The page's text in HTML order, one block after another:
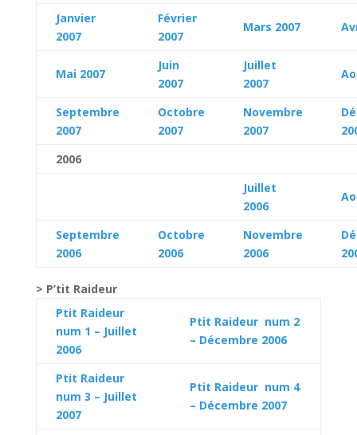
Janvier
2007
Février
2007
Mars 2007
Mai 2007
Juin
2007
Juillet
2007
Septembre
2007
Octobre
2007
Novembre
2007
2006
Juillet
2006
Septembre
2006
Octobre
2006
Novembre
2006
> P’tit Raideur
Ptit Raideur
num 1 – Juillet
2006
Ptit Raideur num 2
– Décembre 2006
Ptit Raideur
num 3 – Juillet
2007
Ptit Raideur num 4
– Décembre 2007